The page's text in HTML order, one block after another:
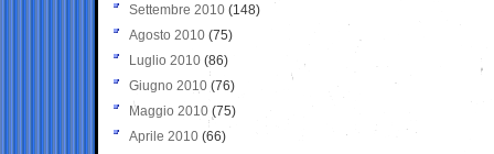
Settembre 2010 (148)
Agosto 2010 (75)
Luglio 2010 (86)
Giugno 2010 (76)
Maggio 2010 (75)
Aprile 2010 (66)